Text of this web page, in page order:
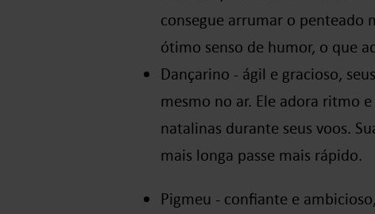
consegue arrumar o penteado
ótimo senso de humor, o que
Dançarino - ágil e gracioso,
mesmo no ar. Ele adora ritmo
natalinas durante seus voos.
mais longa passe mais rápido.
Pigmeu - confiante e